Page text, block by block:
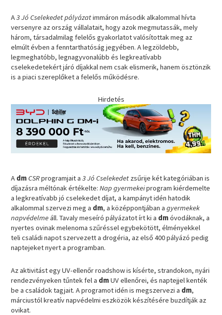
A3 Jó Cselekedet pályázatimmáron második alkalommal hívta
versenyre az ország vállalatait, hogy azok megmutassák, mely
három, társadalmilag felelős gyakorlatot valósítottak meg az
elmúlt évben a fenntarthatóság jegyében. A legzöldebb,
legmeghatóbb, legnagyvonalúbb és legkreatívabb
cselekedetekért járó díjakkal nem csak elismerik, hanem ösztönzik
is a piaci szereplőket a felelős működésre.
Hirdetés
A dmCSRprogramjait a3 Jó Cselekedet zsűrije két kategóriában is
díjazásra méltónak értékelte:Nap gyermekeiprogram kiérdemelte
a legkreatívabb jó cselekedet díjat, a kampányt idén hatodik
alkalommal szervezi meg a dm, a középpontjában agyermekek
napvédelmeáll. Tavaly meseíró pályázatot írt ki a dmóvodáknak, a
nyertes ovinak melenoma szűréssel egybekötött, élményekkel
teli családi napot szervezett a drogéria, az első 400 pályázó pedig
naptejeket nyert a programban.
Az aktivitást egy UV-ellenőr roadshow is kísérte, strandokon, nyári
rendezvényeken tűntek fel a dmUV ellenőrei, és naptejjel kenték
be a családok tagjait. A programot idén is megszervezi a dm,
márciustól kreatív napvédelmi eszközök készítésére buzdítják az
ovikat.